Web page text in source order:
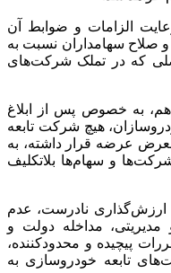
الزامات و ضوابط آن
صلاح سهامداران نسبت به
که در تملک شرکت‌های
به خصوص پس از ابلاغ
هیچ شرکت تابعه
عرضه قرار داشته، به
و سهام‌ها بلاتکلیف
ارزش‌گذاری نادرست، عدم
مداخله دولت و
پیچیده و محدودکننده،
تابعه خودروسازی به